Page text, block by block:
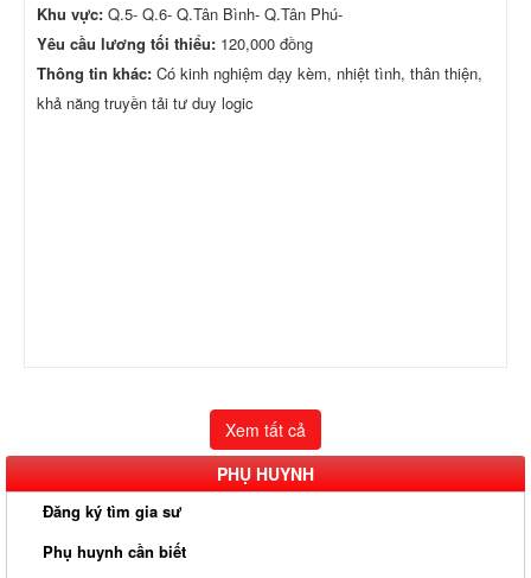
Khu vực: Q.5- Q.6- Q.Tân Bình- Q.Tân Phú-
Yêu cầu lương tối thiểu: 120,000 đồng
Thông tin khác: Có kinh nghiệm dạy kèm, nhiệt tình, thân thiện,
khả năng truyền tải tư duy logic
Xem tất cả
PHỤ HUYNH
Đăng ký tìm gia sư
Phụ huynh cần biết